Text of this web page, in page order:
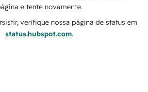
e tente novamente.
verifique nossa página de status em
status.hubspot.com.